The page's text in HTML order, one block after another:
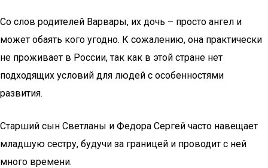
Со слов родителей Варвары, их дочь – просто ангел и
может обаять кого угодно. К сожалению, она практически
не проживает в России, так как в этой стране нет
подходящих условий для людей с особенностями
развития.
Старший сын Светланы и Федора Сергей часто навещает
младшую сестру, будучи за границей и проводит с ней
много времени.